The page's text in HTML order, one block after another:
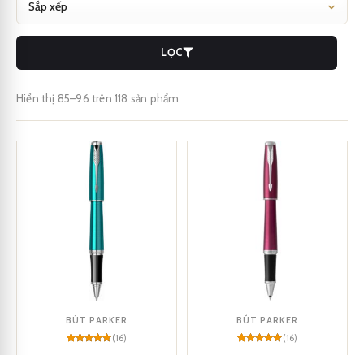
Hiển thị 85–96 trên 118 sản phẩm
LỌC
BÚT PARKER
(16)
BÚT PARKER
(16)